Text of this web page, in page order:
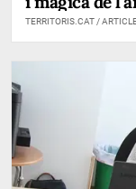
TERRITORIS.CAT /